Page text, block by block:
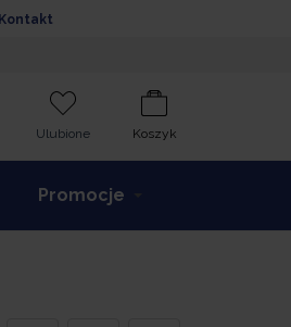
Kontakt
Ulubione Koszyk
Promocje